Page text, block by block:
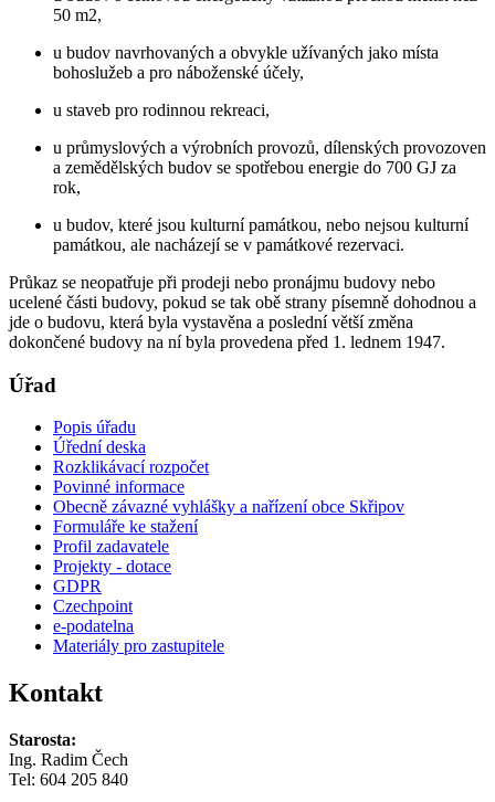
50 m2,
u budov navrhovaných a obvykle užívaných jako místa
bohoslužeb a pro náboženské účely,
u staveb pro rodinnou rekreaci,
u průmyslových a výrobních provozů, dílenských provozoven
a zemědělských budov se spotřebou energie do 700 GJ za
rok,
u budov, které jsou kulturní památkou, nebo nejsou kulturní
památkou, ale nacházejí se v památkové rezervaci.
Průkaz se neopatřuje při prodeji nebo pronájmu budovy nebo
ucelené části budovy, pokud se tak obě strany písemně dohodnou a
jde o budovu, která byla vystavěna a poslední větší změna
dokončené budovy na ní byla provedena před 1. lednem 1947.
Úřad
Popis úřadu
Úřední deska
Rozklikávací rozpočet
Povinné informace
Obecně závazné vyhlášky a nařízení obce Skřipov
Formuláře ke stažení
Profil zadavatele
Projekty - dotace
GDPR
Czechpoint
e-podatelna
Materiály pro zastupitele
Kontakt
Starosta:
Ing. Radim Čech
Tel: 604 205 840